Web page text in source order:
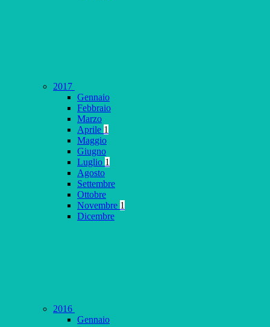
2017
Gennaio
Febbraio
Marzo
Aprile 1
Maggio
Giugno
Luglio 1
Agosto
Settembre
Ottobre
Novembre 1
Dicembre
2016
Gennaio